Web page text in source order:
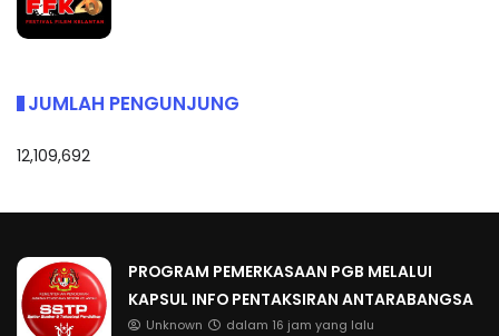
JUMLAH PENGUNJUNG
12,109,692
PROGRAM PEMERKASAAN PGB MELALUI
KAPSUL INFO PENTAKSIRAN ANTARABANGSA
Unknown dalam 16 jam yang lalu